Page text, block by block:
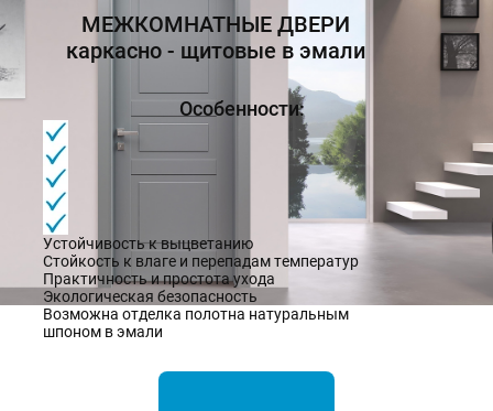
МЕЖКОМНАТНЫЕ ДВЕРИ
каркасно - щитовые в эмали
Особенности:
Устойчивость к выцветанию
Стойкость к влаге и перепадам температур
Практичность и простота ухода
Экологическая безопасность
Возможна отделка полотна натуральным
шпоном в эмали